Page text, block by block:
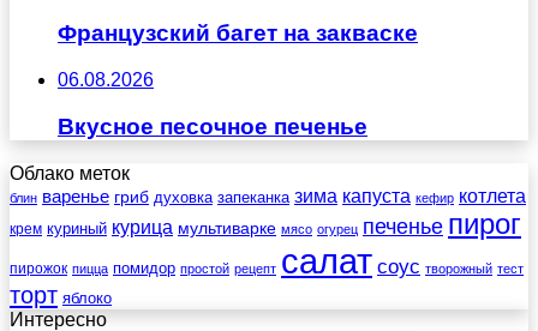
Французский багет на закваске
06.08.2026
Вкусное песочное печенье
Облако меток
блин варенье гриб духовка запеканка зима капуста кефир котлета
крем куриный курица мультиварке мясо огурец печенье пирог
пирожок пицца помидор простой рецепт салат соус творожный тест
торт яблоко
Интересно